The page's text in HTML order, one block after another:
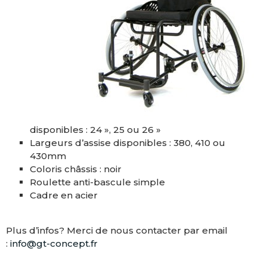
disponibles : 24 », 25 ou 26 »
Largeurs d’assise disponibles : 380, 410 ou
430mm
Coloris châssis : noir
Roulette anti-bascule simple
Cadre en acier
Plus d’infos? Merci de nous contacter par email
: info@gt-concept.fr